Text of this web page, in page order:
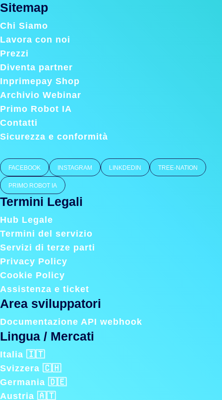
Sitemap
Chi Siamo
Lavora con noi
Prezzi
Diventa partner
Inprimepay Shop
Archivio Webinar
Primo Robot IA
Contatti
Sicurezza e conformità
FACEBOOK INSTAGRAM LINKDEDIN TREE-NATION
PRIMO ROBOT IA
Termini Legali
Hub Legale
Termini del servizio
Servizi di terze parti
Privacy Policy
Cookie Policy
Assistenza e ticket
Area sviluppatori
Documentazione API webhook
Lingua / Mercati
Italia 🇮🇹
Svizzera 🇨🇭
Germania 🇩🇪
Austria 🇦🇹